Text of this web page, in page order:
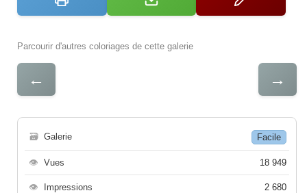
Parcourir d'autres coloriages de cette galerie
← →
🗃 Galerie Facile
👁 Vues 18 949
👁 Impressions 2 680